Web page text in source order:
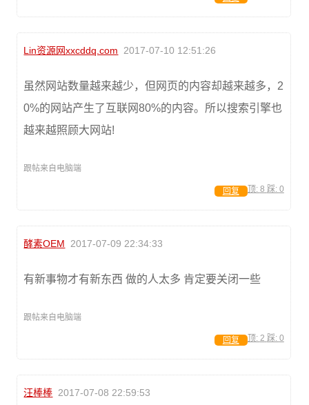
Lin资源网xxcddq.com 2017-07-10 12:51:26
虽然网站数量越来越少，但网页的内容却越来越多，2
0%的网站产生了互联网80%的内容。所以搜索引擎也
越来越照顾大网站!
跟帖来自电脑端
顶: 8 踩: 0
回复
酵素OEM 2017-07-09 22:34:33
有新事物才有新东西 做的人太多 肯定要关闭一些
跟帖来自电脑端
顶: 2 踩: 0
回复
汪棒棒 2017-07-08 22:59:53